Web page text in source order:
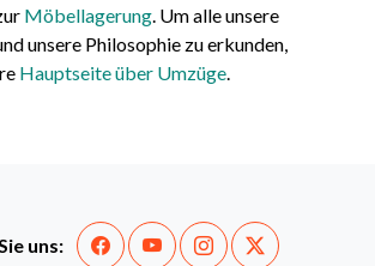
Möbellagerung. Um alle unsere
unsere Philosophie zu erkunden,
Hauptseite über Umzüge.
uns: